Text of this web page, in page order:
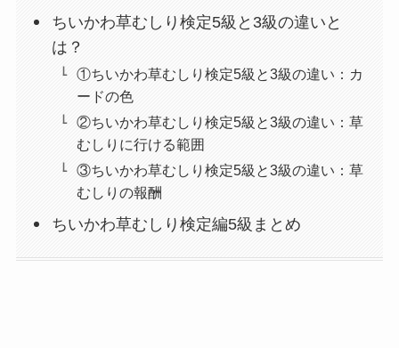
ちいかわ草むしり検定5級と3級の違いと
は？
①ちいかわ草むしり検定5級と3級の違い：カ
ードの色
②ちいかわ草むしり検定5級と3級の違い：草
むしりに行ける範囲
③ちいかわ草むしり検定5級と3級の違い：草
むしりの報酬
ちいかわ草むしり検定編5級まとめ